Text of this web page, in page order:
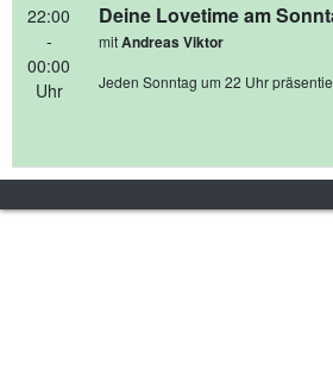
22:00
-
00:00
Uhr
Deine Lovetime am
mitAndreas Viktor
Jeden Sonntag um 22 Uhr